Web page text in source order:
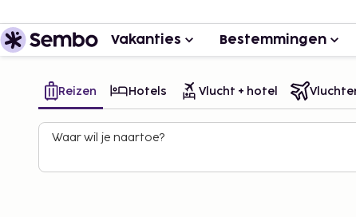
Vakanties Bestemmingen
Reizen Hotels Vlucht + hotel
Waar wil je naartoe?